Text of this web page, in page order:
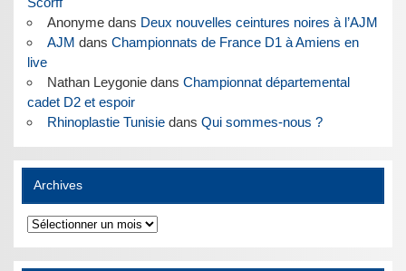
Anonymedans Deux nouvelles ceintures noires à l’AJM
AJM dans Championnats de France D1 à Amiens en
live
Nathan Leygoniedans Championnat départemental
cadet D2 et espoir
Rhinoplastie Tunisiedans Qui sommes-nous ?
Archives
Archives